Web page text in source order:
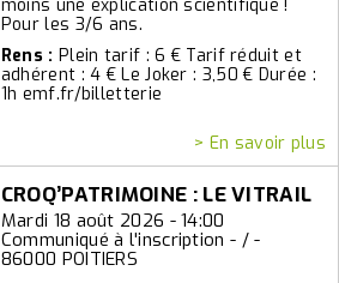
moins une explication scientifique !
Pour les 3/6 ans.
Rens : Plein tarif : 6 € Tarif réduit et
adhérent : 4 € Le Joker : 3,50 € Durée :
1h emf.fr/billetterie
> En savoir plus
CROQ’PATRIMOINE : LE VITRAIL
Mardi 18 août 2026 - 14:00
Communiqué à l'inscription - / -
86000 POITIERS